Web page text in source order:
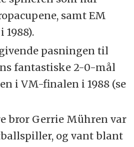
samt EM
1988).
pasningen til
fantastiske 2-0-mål
i VM-finalen i 1988 (se
bror Gerrie Mühren var
og vant blant